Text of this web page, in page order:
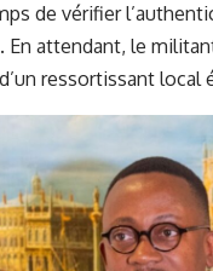
de vérifier
En attendant, le
ressortissant